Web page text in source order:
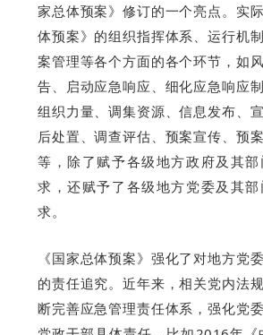
家总体预案》修订的一个亮点。实
体预案》的组织指挥体系、运行机
案管理等各个方面的各个环节，如
告、启动应急响应、细化应急响应制
组织力量、调集资源、信息发布、
后处置、调查评估、预案宣传、预
等，除了赋予各级地方政府及其
求，还赋予了各级地方党委及其
求。
《国家总体预案》强化了对地方党
的责任追究。近年来，相关党内法
断完善应急管理责任体系，强化党